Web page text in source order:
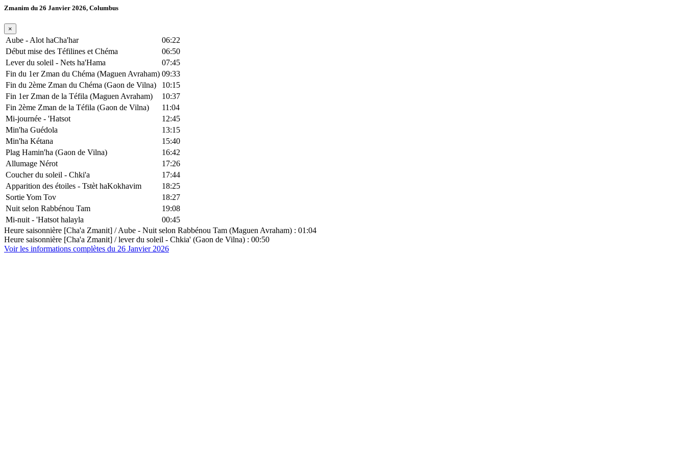
Zmanim du 26 Janvier 2026, Columbus
×
Aube - Alot haCha'har
06:22
Début mise des Téfilines et Chéma
06:50
Lever du soleil - Nets ha'Hama
07:45
Fin du 1er Zman du Chéma (Maguen Avraham) 09:33
Fin du 2ème Zman du Chéma (Gaon de Vilna)
10:15
Fin 1er Zman de la Téfila (Maguen Avraham)
10:37
Fin 2ème Zman de la Téfila (Gaon de Vilna)
11:04
Mi-journée - 'Hatsot
12:45
Min'ha Guédola
13:15
Min'ha Kétana
15:40
Plag Hamin'ha (Gaon de Vilna)
16:42
Allumage Nérot
17:26
Coucher du soleil - Chki'a
17:44
Apparition des étoiles - Tstèt haKokhavim
18:25
Sortie Yom Tov
18:27
Nuit selon Rabbénou Tam
19:08
Mi-nuit - 'Hatsot halayla
00:45
Heure saisonnière [Cha'a Zmanit] / Aube - Nuit selon Rabbénou Tam (Maguen Avraham) : 01:04
Heure saisonnière [Cha'a Zmanit] / lever du soleil - Chkia' (Gaon de Vilna) : 00:50
Voir les informations complètes du 26 Janvier 2026